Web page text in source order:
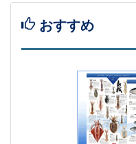
おすすめ